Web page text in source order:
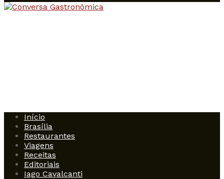
Início
Brasília
Restaurantes
Viagens
Receitas
Editoriais
Iago Cavalcanti